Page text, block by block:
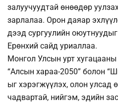
залуучуудтай өнөөдөр
зарлалаа. Орон даяар
дээд сургуулийн
Ерөнхий сайд уриаллаа.
Монгол Улсын урт
“Алсын хараа-2050” болон
ыг хэрэгжүүлэх, олон улсад
чадвартай, нийгэм, эдийн